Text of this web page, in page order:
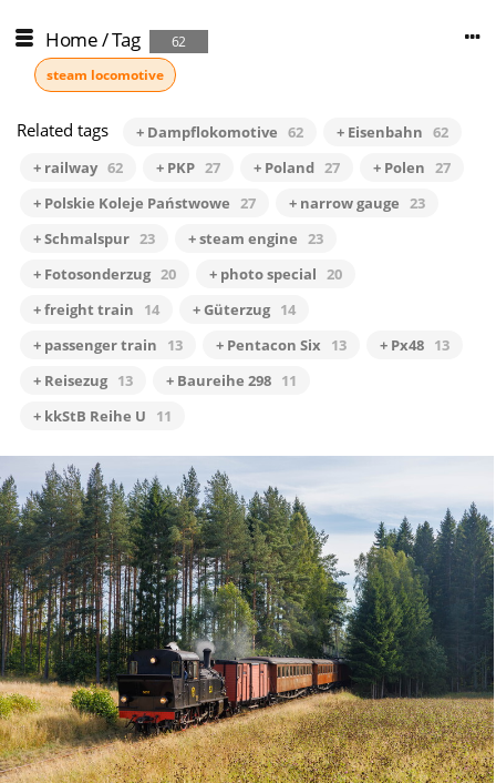
Home/Tag
62
steam locomotive
Related tags + Dampflokomotive 62 + Eisenbahn 62
+ railway 62 + PKP 27 + Poland 27 + Polen 27
+ Polskie Koleje Państwowe 27 + narrow gauge 23
+ Schmalspur 23 + steam engine 23
+ Fotosonderzug 20 + photo special 20
+ freight train
14 + Güterzug 14
+ passenger train
13 + Pentacon Six 13 + Px48 13
+ Reisezug 13 + Baureihe 298 11
+ kkStB Reihe U
11